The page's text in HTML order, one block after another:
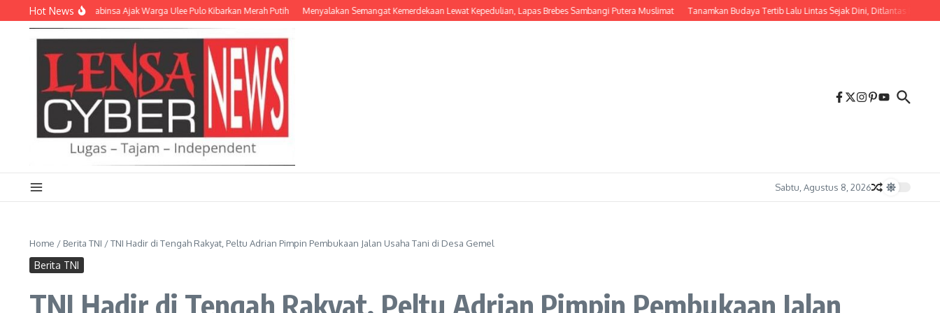
Lewati ke konten
Hot News
HUT Ke-81 RI, Babinsa Ajak Warga Ulee Pulo Kibarkan Merah Putih Menyalakan Semangat Kemerdekaan Lewat Kepedulian, Lapas Brebes Sambangi Putera Muslimat Tanamkan Budaya Tertib Lalu Lintas Sejak Dini, Ditlantas Polda NTB
Sabtu, Agustus 8, 2026
Home / Berita TNI /TNI Hadir di Tengah Rakyat, Peltu Adrian Pimpin Pembukaan Jalan Usaha Tani di Desa Gemel
Berita TNI
TNI Hadir di Tengah Rakyat, Peltu Adrian Pimpin Pembukaan Jalan